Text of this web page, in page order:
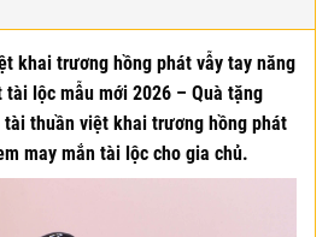
khai trương hồng phát vẫy tay năng
lộc mẫu mới 2026 – Quà tặng
tài thuần việt khai trương hồng phát
may mắn tài lộc cho gia chủ.